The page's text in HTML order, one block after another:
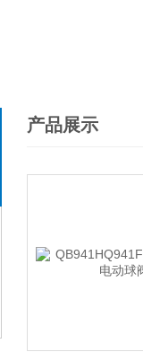
产品展示